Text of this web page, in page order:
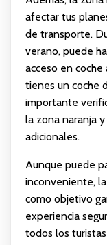
afectar tus
de transporte.
verano, puede
acceso en coche
tienes un coche
importante
la zona naranja
adicionales.
Aunque puede
inconveniente,
como objetivo
experiencia
todos los